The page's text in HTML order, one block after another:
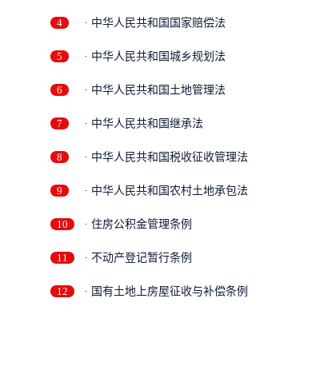
4 · 中华人民共和国国家赔偿法
5 · 中华人民共和国城乡规划法
6 · 中华人民共和国土地管理法
7 · 中华人民共和国继承法
8 · 中华人民共和国税收征收管理法
9 · 中华人民共和国农村土地承包法
10 · 住房公积金管理条例
11 · 不动产登记暂行条例
12 · 国有土地上房屋征收与补偿条例